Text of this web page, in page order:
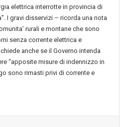
elettrica interrotte in provincia di
I gravi disservizi – ricorda una nota
rurali e montane che sono
senza corrente elettrica e
anche se il Governo intenda
“apposite misure di indennizzo in
sono rimasti privi di corrente e